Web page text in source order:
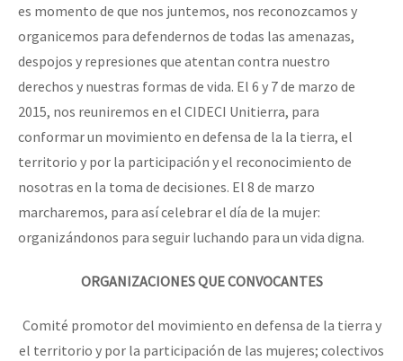
es momento de que nos juntemos, nos reconozcamos y
organicemos para defendernos de todas las amenazas,
despojos y represiones que atentan contra nuestro
derechos y nuestras formas de vida. El 6 y 7 de marzo de
2015, nos reuniremos en el CIDECI Unitierra, para
conformar un movimiento en defensa de la la tierra, el
territorio y por la participación y el reconocimiento de
nosotras en la toma de decisiones. El 8 de marzo
marcharemos, para así celebrar el día de la mujer:
organizándonos para seguir luchando para un vida digna.
ORGANIZACIONES QUE CONVOCANTES
Comité promotor del movimiento en defensa de la tierra y
el territorio y por la participación de las mujeres; colectivos